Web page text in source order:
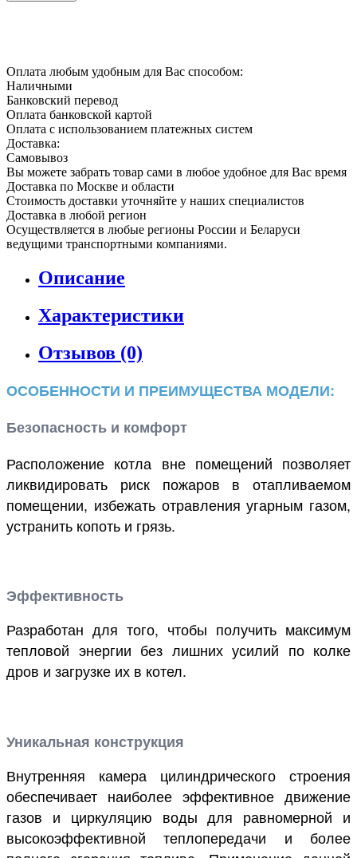
Оплата любым удобным для Вас способом:
Наличными
Банковский перевод
Оплата банковской картой
Оплата с использованием платежных систем
Доставка:
Самовывоз
Вы можете забрать товар сами в любое удобное для Вас время
Доставка по Москве и области
Стоимость доставки уточняйте у наших специалистов
Доставка в любой регион
Осуществляется в любые регионы России и Беларуси
ведущими транспортными компаниями.
Описание
Характеристики
Отзывов (0)
ОСОБЕННОСТИ И ПРЕИМУЩЕСТВА МОДЕЛИ:
Безопасность и комфорт
Расположение котла вне помещений позволяет
ликвидировать риск пожаров в отапливаемом
помещении, избежать отравления угарным газом,
устранить копоть и грязь.
Эффективность
Разработан для того, чтобы получить максимум
тепловой энергии без лишних усилий по колке
дров и загрузке их в котел.
Уникальная конструкция
Внутренняя камера цилиндрического строения
обеспечивает наиболее эффективное движение
газов и циркуляцию воды для равномерной и
высокоэффективной теплопередачи и более